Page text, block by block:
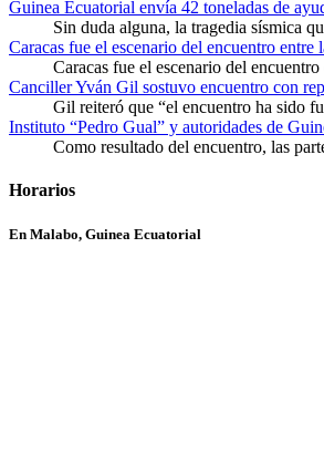
Guinea Ecuatorial envía 42 toneladas de
Sin duda alguna, la tragedia sísmica
Caracas fue el escenario del encuentro
Caracas fue el escenario del
Canciller Yván Gil sostuvo encuentro con
Gil reiteró que “el encuentro ha sido
Instituto “Pedro Gual” y autoridades de
Como resultado del encuentro, las
Horarios
En Malabo, Guinea Ecuatorial